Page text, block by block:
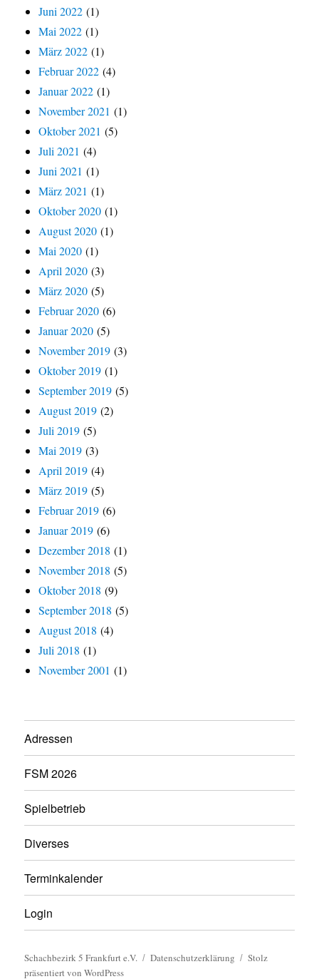
Juni 2022 (1)
Mai 2022 (1)
März 2022 (1)
Februar 2022 (4)
Januar 2022 (1)
November 2021 (1)
Oktober 2021 (5)
Juli 2021 (4)
Juni 2021 (1)
März 2021 (1)
Oktober 2020 (1)
August 2020 (1)
Mai 2020 (1)
April 2020 (3)
März 2020 (5)
Februar 2020 (6)
Januar 2020 (5)
November 2019 (3)
Oktober 2019 (1)
September 2019 (5)
August 2019 (2)
Juli 2019 (5)
Mai 2019 (3)
April 2019 (4)
März 2019 (5)
Februar 2019 (6)
Januar 2019 (6)
Dezember 2018 (1)
November 2018 (5)
Oktober 2018 (9)
September 2018 (5)
August 2018 (4)
Juli 2018 (1)
November 2001 (1)
Adressen
FSM 2026
Spielbetrieb
Diverses
Terminkalender
Login
Schachbezirk 5 Frankfurt e.V. Datenschutzerklärung
Stolz
präsentiert von WordPress